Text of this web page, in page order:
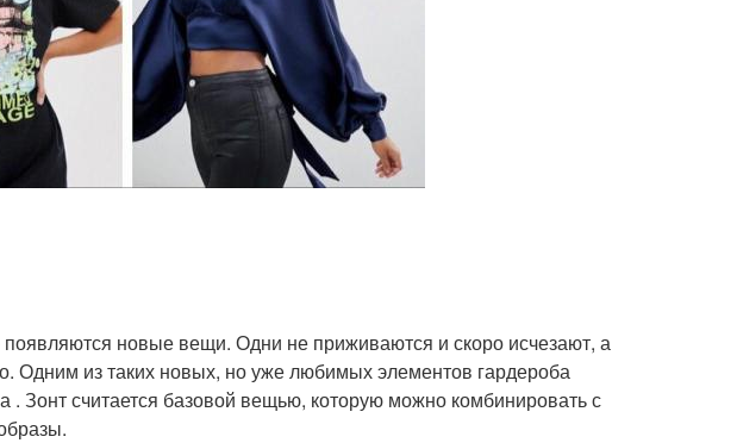
появляются новые вещи. Одни не приживаются и скоро исчезают, а
Одним из таких новых, но уже любимых элементов гардероба
. Зонт считается базовой вещью, которую можно комбинировать с